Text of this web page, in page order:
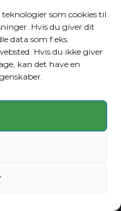
som cookies til
Hvis du giver dit
data som f.eks.
Hvis du ikke giver
kan det have en